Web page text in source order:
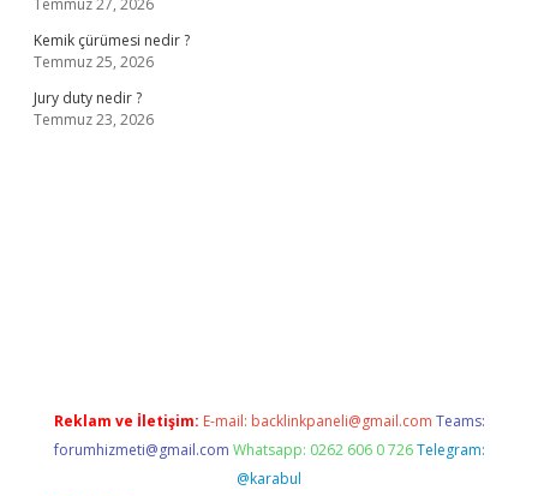
Temmuz 27, 2026
Kemik çürümesi nedir ?
Temmuz 25, 2026
Jury duty nedir ?
Temmuz 23, 2026
Reklam ve İletişim: E-mail: backlinkpaneli@gmail.com Teams:
forumhizmeti@gmail.com Whatsapp: 0262 606 0 726 Telegram:
@karabul